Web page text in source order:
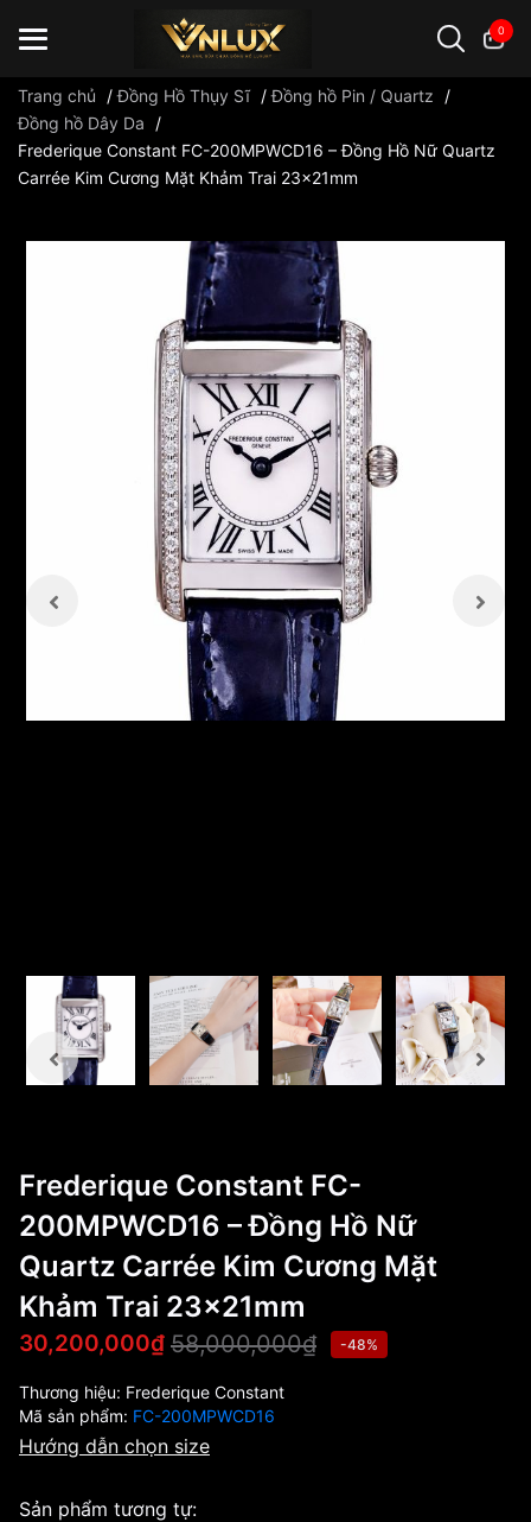
0
Đồng hồ casio đồng hồ G-Shock đồng hồ Orient ...
Trang chủ /Đồng Hồ Thụy Sĩ /Đồng hồ Pin / Quartz
/
Đồng hồ Dây Da
/
Frederique Constant FC-200MPWCD16 – Đồng Hồ Nữ Quartz
Carrée Kim Cương Mặt Khảm Trai 23x21mm
Frederique Constant FC-
200MPWCD16 – Đồng Hồ Nữ
Quartz Carrée Kim Cương Mặt
Khảm Trai 23x21mm
30,200,000₫ 58,000,000₫ -48%
Thương hiệu: Frederique Constant
Mã sản phẩm: FC-200MPWCD16
Hướng dẫn chọn size
Sản phẩm tương tự: